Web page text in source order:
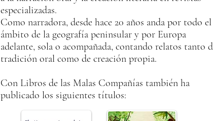
especializadas.
Como narradora, desde hace 20 años anda por todo el
ámbito de la geografía peninsular y por Europa
adelante, sola o acompañada, contando relatos tanto
tradición oral como de creación propia.
Con Libros de las Malas Compañías también ha
publicado los siguientes títulos: